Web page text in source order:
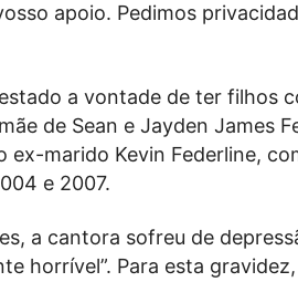
apoio. Pedimos
a vontade de ter filhos
de Sean e Jayden James
ex-marido Kevin Federline,
e 2007.
a cantora sofreu de
horrível”. Para esta